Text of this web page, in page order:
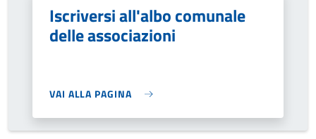
Iscriversi all'albo comunale
delle associazioni
VAI ALLA PAGINA